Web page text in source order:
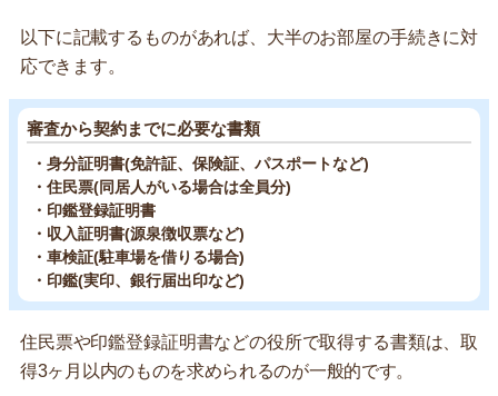
以下に記載するものがあれば、大半のお部屋の手続きに対
応できます。
審査から契約までに必要な書類
・身分証明書(免許証、保険証、パスポートなど)
・住民票(同居人がいる場合は全員分)
・印鑑登録証明書
・収入証明書(源泉徴収票など)
・車検証(駐車場を借りる場合)
・印鑑(実印、銀行届出印など)
住民票や印鑑登録証明書などの役所で取得する書類は、取
得3ヶ月以内のものを求められるのが一般的です。